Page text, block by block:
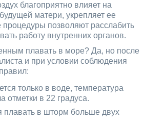
благоприятно влияет на
матери, укрепляет ее
позволяют расслабить
работу внутренних органов.
плавать в море? Да, но после
и при условии соблюдения
только в воде, температура
отметки в 22 градуса.
плавать в шторм больше двух